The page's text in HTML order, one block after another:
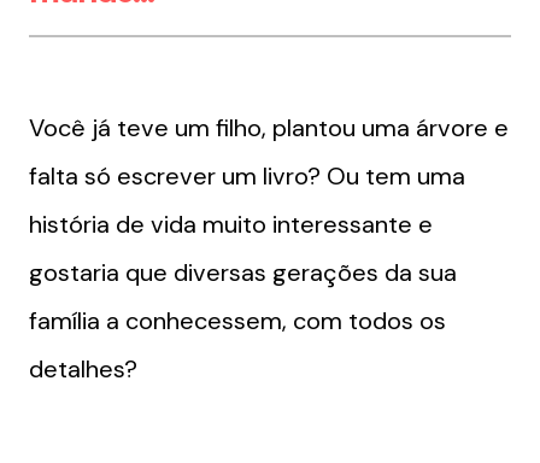
Você já teve um filho, plantou uma árvore e
falta só escrever um livro? Ou tem uma
história de vida muito interessante e
gostaria que diversas gerações da sua
família a conhecessem, com todos os
detalhes?